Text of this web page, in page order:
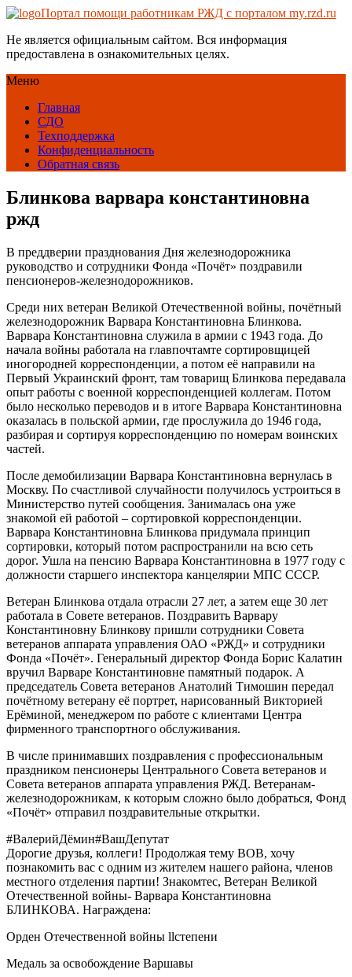
Портал помощи работникам РЖД с порталом my.rzd.ru
Не является официальным сайтом. Вся информация
предоставлена в ознакомительных целях.
Меню
Главная
СДО
Техподдержка
Конфиденциальность
Обратная связь
Блинкова варвара константиновна
ржд
В преддверии празднования Дня железнодорожника
руководство и сотрудники Фонда «Почёт» поздравили
пенсионеров-железнодорожников.
Среди них ветеран Великой Отечественной войны, почётный
железнодорожник Варвара Константиновна Блинкова.
Варвара Константиновна служила в армии с 1943 года. До
начала войны работала на главпочтамте сортировщицей
иногородней корреспонденции, а потом её направили на
Первый Украинский фронт, там товарищ Блинкова передавала
опыт работы с военной корреспонденцией коллегам. Потом
было несколько переводов и в итоге Варвара Константиновна
оказалась в польской армии, где прослужила до 1946 года,
разбирая и сортируя корреспонденцию по номерам воинских
частей.
После демобилизации Варвара Константиновна вернулась в
Москву. По счастливой случайности получилось устроиться в
Министерство путей сообщения. Занималась она уже
знакомой ей работой – сортировкой корреспонденции.
Варвара Константиновна Блинкова придумала принцип
сортировки, который потом распространили на всю сеть
дорог. Ушла на пенсию Варвара Константиновна в 1977 году с
должности старшего инспектора канцелярии МПС СССР.
Ветеран Блинкова отдала отрасли 27 лет, а затем еще 30 лет
работала в Совете ветеранов. Поздравить Варвару
Константиновну Блинкову пришли сотрудники Совета
ветеранов аппарата управления ОАО «РЖД» и сотрудники
Фонда «Почёт». Генеральный директор Фонда Борис Калатин
вручил Варваре Константиновне памятный подарок. А
председатель Совета ветеранов Анатолий Тимошин передал
почётному ветерану её портрет, нарисованный Викторией
Ерёминой, менеджером по работе с клиентами Центра
фирменного транспортного обслуживания.
В числе принимавших поздравления с профессиональным
праздником пенсионеры Центрального Совета ветеранов и
Совета ветеранов аппарата управления РЖД. Ветеранам-
железнодорожникам, к которым сложно было добраться, Фонд
«Почёт» отправил поздравительные открытки.
#ВалерийДёмин#ВашДепутат
Дорогие друзья, коллеги! Продолжая тему ВОВ, хочу
познакомить вас с одним из жителем нашего района, членов
местного отделения партии! Знакомтес, Ветеран Великой
Отечественной войны- Варвара Константиновна
БЛИНКОВА. Награждена:
Орден Отечественной войны llстепени
Медаль за освобождение Варшавы